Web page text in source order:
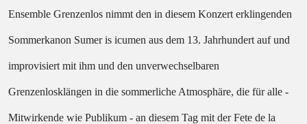
Ensemble Grenzenlos nimmt den in diesem Konzert erklingenden
Sommerkanon Sumer is icumen aus dem 13. Jahrhundert auf und
improvisiert mit ihm und den unverwechselbaren
Grenzenlosklängen in die sommerliche Atmosphäre, die für alle -
Mitwirkende wie Publikum - an diesem Tag mit derFete de la